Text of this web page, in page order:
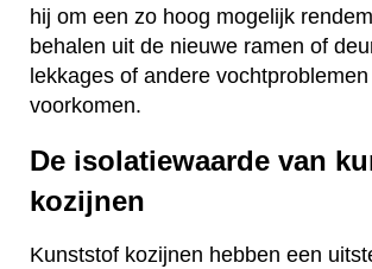
hij om een zo hoog mogelijk
behalen uit de nieuwe ramen of
lekkages of andere
voorkomen.
De isolatiewaarde van
kozijnen
Kunststof kozijnen hebben een